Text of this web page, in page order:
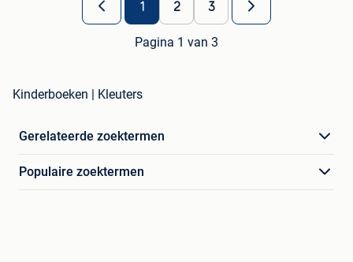
1 2 3
Pagina 1 van 3
Kinderboeken | Kleuters
Gerelateerde zoektermen
Populaire zoektermen